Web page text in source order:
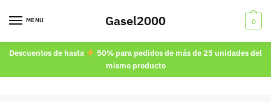
MENU Gasel2000 0
Descuentos de hasta
50% para pedidos de más de 25 unidades del
mismo producto